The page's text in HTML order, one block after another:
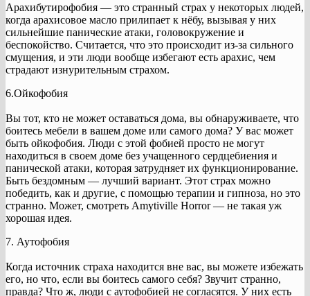
Арахибутирофобия — это странный страх у некоторых людей,
когда арахисовое масло прилипает к нёбу, вызывая у них
сильнейшие панические атаки, головокружение и
беспокойство. Считается, что это происходит из-за сильного
смущения, и эти люди вообще избегают есть арахис, чем
страдают изнурительным страхом.
6.Ойкофобия
Вы тот, кто не может оставаться дома, вы обнаруживаете, что
боитесь мебели в вашем доме или самого дома? У вас может
быть ойкофобия. Люди с этой фобией просто не могут
находиться в своем доме без учащенного сердцебиения и
панической атаки, которая затрудняет их функционирование.
Быть бездомным — лучший вариант. Этот страх можно
победить, как и другие, с помощью терапии и гипноза, но это
странно. Может, смотреть Amytiville Horror — не такая уж
хорошая идея.
7. Аутофобия
Когда источник страха находится вне вас, вы можете избежать
его, но что, если вы боитесь самого себя? Звучит странно,
правда? Что ж, люди с аутофобией не согласятся. У них есть